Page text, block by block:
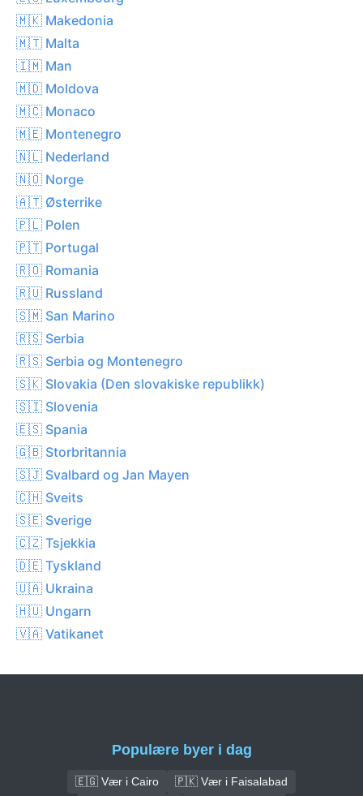
🇲🇰 Makedonia
🇲🇹 Malta
🇮🇲 Man
🇲🇩 Moldova
🇲🇨 Monaco
🇲🇪 Montenegro
🇳🇱 Nederland
🇳🇴 Norge
🇦🇹 Østerrike
🇵🇱 Polen
🇵🇹 Portugal
🇷🇴 Romania
🇷🇺 Russland
🇸🇲 San Marino
🇷🇸 Serbia
🇷🇸 Serbia og Montenegro
🇸🇰 Slovakia (Den slovakiske republikk)
🇸🇮 Slovenia
🇪🇸 Spania
🇬🇧 Storbritannia
🇸🇯 Svalbard og Jan Mayen
🇨🇭 Sveits
🇸🇪 Sverige
🇨🇿 Tsjekkia
🇩🇪 Tyskland
🇺🇦 Ukraina
🇭🇺 Ungarn
🇻🇦 Vatikanet
Populære byer i dag
🇪🇬 Vær i Cairo
🇵🇰 Vær i Faisalabad